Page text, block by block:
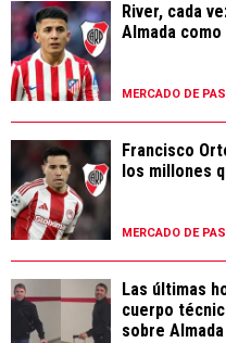
River, cada
Almada
MERCADO DE
Francisco
los millones
MERCADO DE
Las últimas
cuerpo
sobre Almada